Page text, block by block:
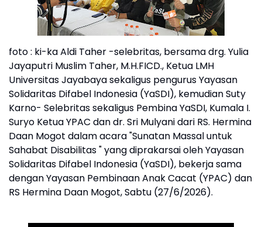
foto : ki-ka Aldi Taher -selebritas, bersama drg. Yulia
Jayaputri Muslim Taher, M.H.FICD., Ketua LMH
Universitas Jayabaya sekaligus pengurus Yayasan
Solidaritas Difabel Indonesia (YaSDI), kemudian Suty
Karno- Selebritas sekaligus Pembina YaSDI, Kumala I.
Suryo Ketua YPAC dan dr. Sri Mulyani dari RS. Hermina
Daan Mogot dalam acara "Sunatan Massal untuk
Sahabat Disabilitas " yang diprakarsai oleh Yayasan
Solidaritas Difabel Indonesia (YaSDI), bekerja sama
dengan Yayasan Pembinaan Anak Cacat (YPAC) dan
RS Hermina Daan Mogot, Sabtu (27/6/2026).